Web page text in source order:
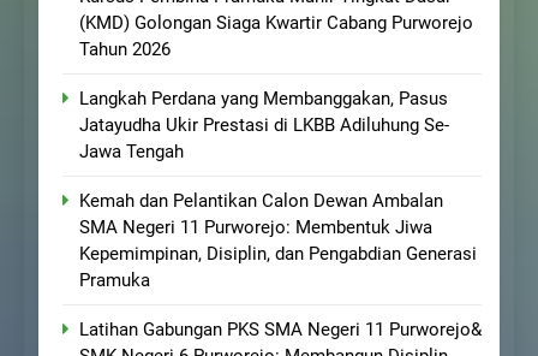
(KMD) Golongan Siaga Kwartir Cabang Purworejo
Tahun 2026
Langkah Perdana yang Membanggakan, Pasus
Jatayudha Ukir Prestasi di LKBB Adiluhung Se-
Jawa Tengah
Kemah dan Pelantikan Calon Dewan Ambalan
SMA Negeri 11 Purworejo: Membentuk Jiwa
Kepemimpinan, Disiplin, dan Pengabdian Generasi
Pramuka
Latihan Gabungan PKS SMA Negeri 11 Purworejo&